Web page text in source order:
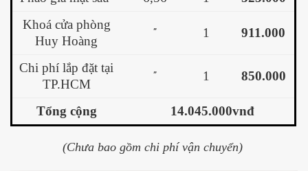
Khoá cửa phòng
Huy Hoàng
” 1 911.000
Chi phí lắp đặt tại
TP.HCM
” 1 850.000
Tổng cộng 14.045.000vnđ
(Chưa bao gồm chi phí vận chuyển)